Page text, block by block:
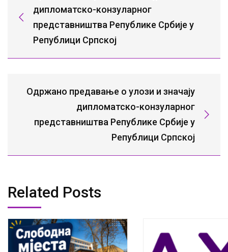
дипломатско-конзуларног
представништва Републике Србије у
Републици Српској
Одржано предавање о улози и значају
дипломатско-конзуларног
представништва Републике Србије у
Републици Српској
Related Posts